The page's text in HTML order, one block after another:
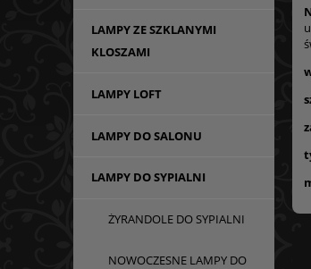
LAMPY ZE SZKLANYMI
KLOSZAMI
LAMPY LOFT
LAMPY DO SALONU
LAMPY DO SYPIALNI
ŻYRANDOLE DO SYPIALNI
NOWOCZESNE LAMPY DO